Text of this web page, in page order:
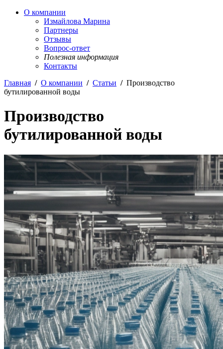
О компании
Измайлова Марина
Партнеры
Отзывы
Вопрос-ответ
Полезная информация
Контакты
Главная / О компании / Статьи / Производство
бутилированной воды
Производство
бутилированной воды